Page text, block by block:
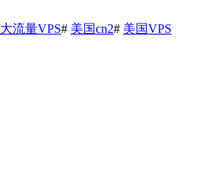
大流量VPS# 美国cn2# 美国VPS